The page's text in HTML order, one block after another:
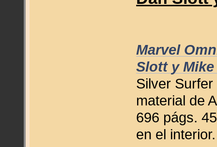
Marvel
Slott y
Silver
material de
696 págs.
en el interior.